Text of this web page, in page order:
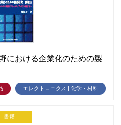
における企業化のための製
エレクトロニクス | 化学・材料
書籍